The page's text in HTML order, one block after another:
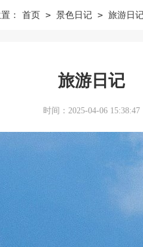
： 首页 > 景色日记 > 旅游日
旅游日记
时间：2025-04-06 15:38:47